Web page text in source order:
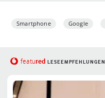
Smartphone Google
featured LESEEMPFEHLUNGEN